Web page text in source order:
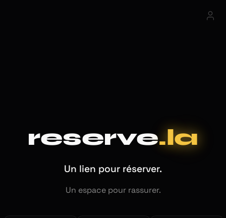
reserve.la
Un lien pour réserver.
Un espace pour rassurer.